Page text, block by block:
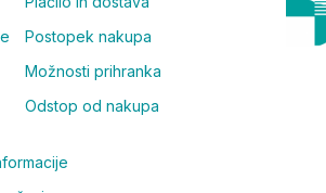
aktivna sestavina proti staranju,
Izhaja iz lubja mahagonija,
Iz rastlinske proizvodnje
Postopek nakupa
Možnosti prihranka
Odstop od nakupa